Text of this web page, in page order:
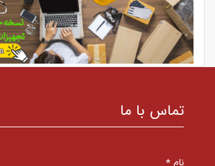
تماس با ما